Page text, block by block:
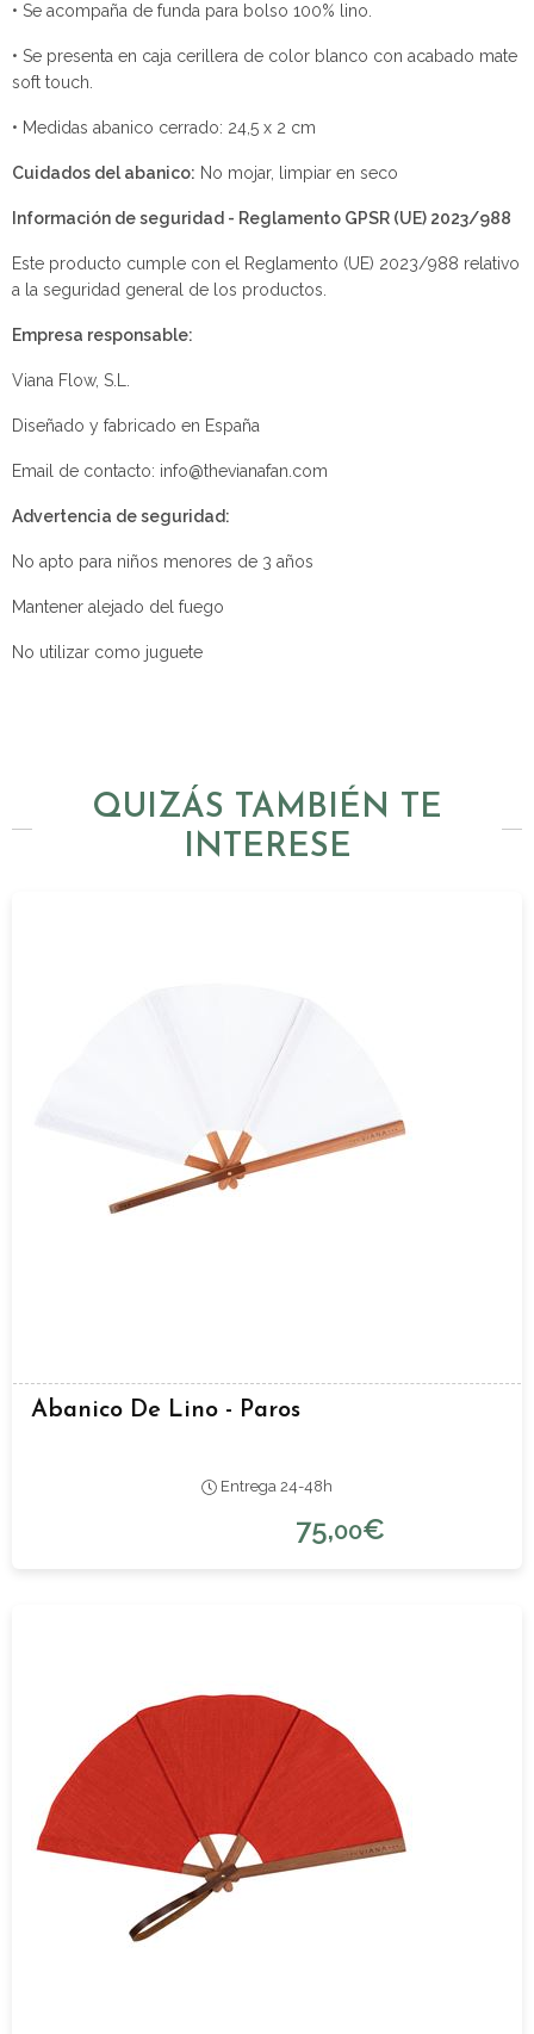
• Se acompaña de funda para bolso 100% lino.
• Se presenta en caja cerillera de color blanco con acabado mate
soft touch.
• Medidas abanico cerrado: 24,5 x 2 cm
Cuidados del abanico: No mojar, limpiar en seco
Información de seguridad - Reglamento GPSR (UE) 2023/988
Este producto cumple con el Reglamento (UE) 2023/988 relativo
a la seguridad general de los productos.
Empresa responsable:
Viana Flow, S.L.
Diseñado y fabricado en España
Email de contacto: info@thevianafan.com
Advertencia de seguridad:
No apto para niños menores de 3 años
Mantener alejado del fuego
No utilizar como juguete
QUIZÁS TAMBIÉN TE
INTERESE
Abanico De Lino - Paros
Entrega 24-48h
75,00€